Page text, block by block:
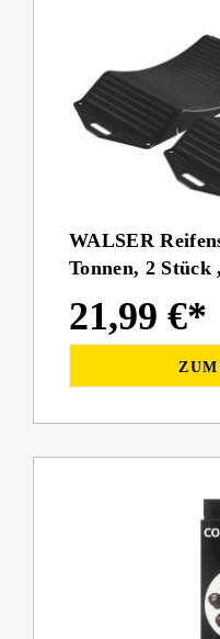
WALSER
Tonnen, 2
21,99 €*